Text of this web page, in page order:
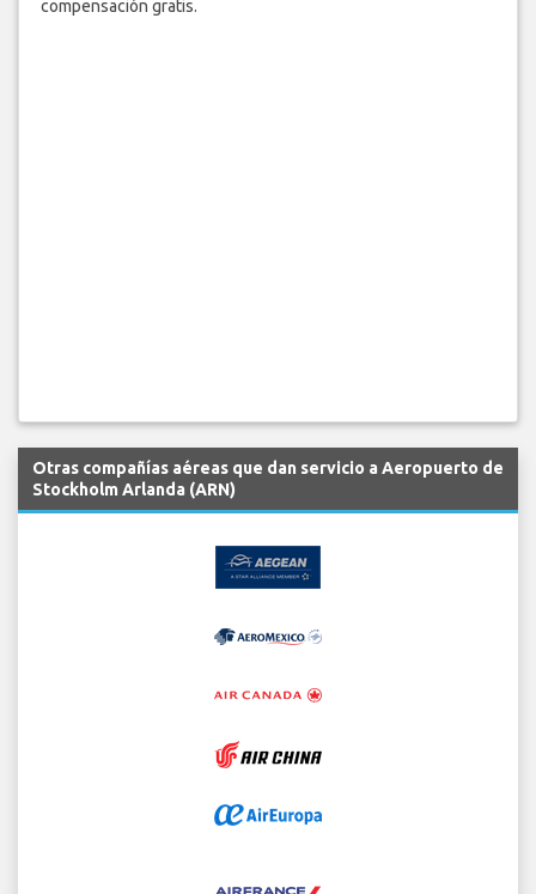
compensación gratis.
Otras compañías aéreas que dan servicio a Aeropuerto de
Stockholm Arlanda (ARN)